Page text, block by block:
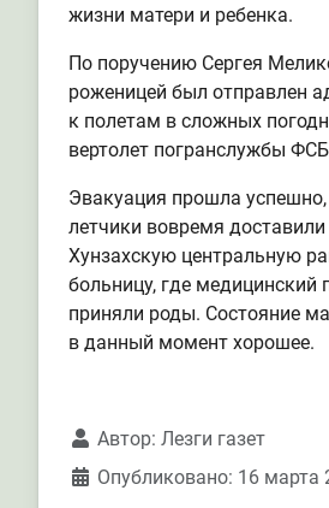
жизни матери и ребенка.
По поручению Сергея
роженицей был отправлен
к полетам в сложных
вертолет погранслужбы
Эвакуация прошла
летчики вовремя
Хунзахскую центральную
больницу, где медицинский
приняли роды. Состояние
в данный момент хорошее.
Автор: Лезги газет
Опубликовано: 16 марта